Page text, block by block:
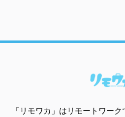
「リモワカ」はリモートワー